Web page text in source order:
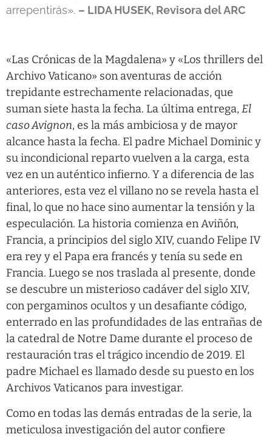
arrepentirás». – LIDA HUSEK, Revisora del ARC
«Las Crónicas de la Magdalena» y «Los thrillers del
Archivo Vaticano» son aventuras de acción
trepidante estrechamente relacionadas, que
suman siete hasta la fecha. La última entrega, El
caso Avignon, es la más ambiciosa y de mayor
alcance hasta la fecha. El padre Michael Dominic y
su incondicional reparto vuelven a la carga, esta
vez en un auténtico infierno. Y a diferencia de las
anteriores, esta vez el villano no se revela hasta el
final, lo que no hace sino aumentar la tensión y la
especulación. La historia comienza en Aviñón,
Francia, a principios del siglo XIV, cuando Felipe IV
era rey y el Papa era francés y tenía su sede en
Francia. Luego se nos traslada al presente, donde
se descubre un misterioso cadáver del siglo XIV,
con pergaminos ocultos y un desafiante código,
enterrado en las profundidades de las entrañas de
la catedral de Notre Dame durante el proceso de
restauración tras el trágico incendio de 2019. El
padre Michael es llamado desde su puesto en los
Archivos Vaticanos para investigar.
Como en todas las demás entradas de la serie, la
meticulosa investigación del autor confiere